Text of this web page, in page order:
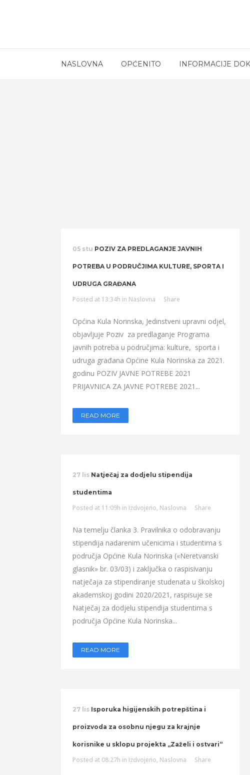
NASLOVNA OPĆENITO INFORMACIJE
05 stu POZIV ZA PREDLAGANJE JAVNIH
POTREBA U PODRUČJIMA KULTURE, SPORTA I
UDRUGA GRAĐANA
Posted at 13:34h in Naslovna Share
Općina Kula Norinska, Jedinstveni upravni odjel,
objavljuje Poziv za predlaganje Programa
javnih potreba u područjima: kulture, sporta i
udruga građana Općine Kula Norinska za 2021.
godinu POZIV JAVNE POTREBE 2021
PRIJAVNICA ZA JAVNE POTREBE 2021...
READ MORE
27 lis Natječaj za dodjelu stipendija
studentima
Posted at 11:09h in Izdvojeno, Naslovna Share
Na temelju članka 3. Pravilnika o odobravanju
stipendija nadarenim učenicima i studentima s
područja Općine Kula Norinska («Neretvanski
glasnik» br. 03/03) i zaključka o raspisivanju
natječaja za stipendiranje studenata u školskoj
akademskoj godini 2020/2021, raspisuje se
Natječaj za dodjelu stipendija studentima s
područja Općine Kula Norinska...
READ MORE
27 lis Isporuka higijenskih potrepština i
proizvoda za osobnu njegu za krajnje
korisnike u sklopu projekta „Zaželi i ostvari“
Posted at 08:27h in Izdvojeno, Naslovna Share